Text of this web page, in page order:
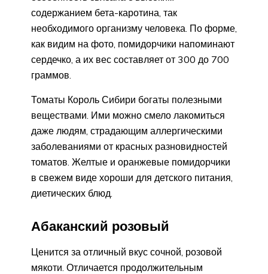
содержанием бета-каротина, так
необходимого организму человека. По форме,
как видим на фото, помидорчики напоминают
сердечко, а их вес составляет от 300 до 700
граммов.
Томаты Король Сибири богаты полезными
веществами. Ими можно смело лакомиться
даже людям, страдающим аллергическими
заболеваниями от красных разновидностей
томатов. Желтые и оранжевые помидорчики
в свежем виде хороши для детского питания,
диетических блюд.
Абаканский розовый
Ценится за отличный вкус сочной, розовой
мякоти. Отличается продолжительным